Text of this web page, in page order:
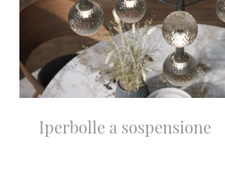
Iperbolle a sospensione